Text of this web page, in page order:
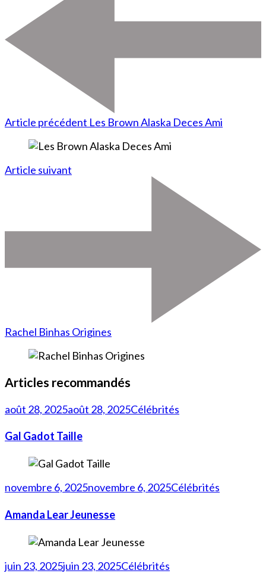
Article précédent Les Brown Alaska Deces Ami
Article suivant
Rachel Binhas Origines
Articles recommandés
août 28, 2025août 28, 2025Célébrités
Gal Gadot Taille
novembre 6, 2025novembre 6, 2025Célébrités
Amanda Lear Jeunesse
juin 23, 2025juin 23, 2025Célébrités